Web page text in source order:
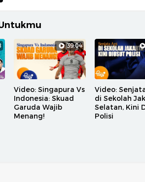
39:04
Video: Singapura Vs
Indonesia: Skuad
Garuda Wajib
Menang!
Video:
di Sekolah
Selatan, Kini
Polisi